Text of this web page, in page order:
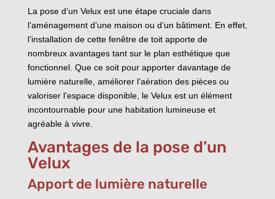
La pose d’un Velux est une étape cruciale dans
l’aménagement d’une maison ou d’un bâtiment. En effet,
l’installation de cette fenêtre de toit apporte de
nombreux avantages tant sur le plan esthétique que
fonctionnel. Que ce soit pour apporter davantage de
lumière naturelle, améliorer l’aération des pièces ou
valoriser l’espace disponible, le Velux est un élément
incontournable pour une habitation lumineuse et
agréable à vivre.
Avantages de la pose d’un
Velux
Apport de lumière naturelle